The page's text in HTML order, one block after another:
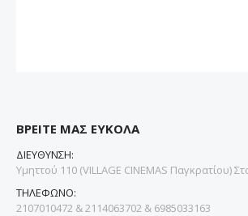
ΒΡΕΙΤΕ ΜΑΣ ΕΥΚΟΛΑ
ΔΙΕΥΘΥΝΣΗ:
Υμηττού 110 (VILLAGE CINEMAS Παγκρατίου)
ΤΗΛΕΦΩΝΟ:
2107010472 & 2114063702 & 6985033163